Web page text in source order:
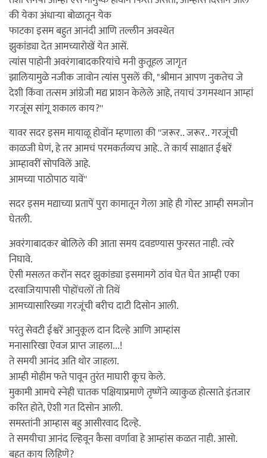
की येका अंधाऱ्या बोळातून येक
फाटका इसम बहुत आनंदी आणि तल्लीन अवस्थेत
झुकांड्या देत आमच्यारोखें येत आसें.
त्यांस पाहोनी अवरंगाबादकरियांचे मनी कुतूहल जागृत
झालियामुळे नजीक जावोन त्यांस पुसलें की, "श्रीमान आपण नुकतेच जे
देशी किंवा तत्सम आंग्रेजी मद्य प्राशन केलेले आहे, तयाचं उगमस्थान आम्हां
गरजूंस सांगू शकाल काय?''
यावर सदर इसम मायाळू होवोंन म्हणाला की ''जरूर.. जरूर.. गरजूंची
काळजी घेणं, हे तर आमचं परमकर्तव्यच आहे.. ते कार्य साक्षात ईश्वरें
आम्हावरीं सोपविलें आहे.
आमच्या पाठोपाठ यावें''
सदर इसम मद्याच्या प्रतापें पुरा कामातून गेला आहे ही गोस्ट आम्ही समजोन
घेतली.
अवरंगाबादकर बोलिले की आता समय दवडण्यास फुरसत नाही. त्वरे
निघावे.
ऐसी मसलत करोंन सदर झुकांड्या इसमामगे ठांव घेत घेत आम्ही एका
दरवाजियापासी पोहोंचलों तो तिथें
आमच्यासारिख्या गरजूंची बरीच दाटी दिसोन आली.
परंतु सेवटी ईश्वरें आनुकूल दान दिल्हे आणि आम्हांस
मनासारिखा ऐवज प्राप्त जाहला...!
ते समयी आनंद अति थोर जाहला.
आम्ही मोहीम फते पावून तुरंत माघारी कूच केले.
मुकामी आमचे स्नेही चातक पक्षियाप्रमाणे तृष्णेंने व्याकुळ होत्साते इंतजार
करित होते, ऐशी गत दिसोन आली.
समस्तांनी आम्हास बहु आसीरवाद दिल्हे.
ते समयीचा आनंद ल्हिवून कैसा वर्णावा हे आम्हांस कळत नाही. आसो.
बहुत काय लिहिणे?